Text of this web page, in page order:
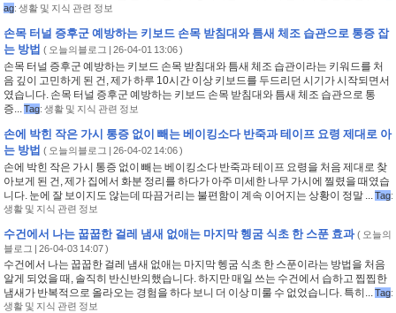
ag: 생활 및 지식 관련 정보
손목 터널 증후군 예방하는 키보드 손목 받침대와 틈새 체조 습관으로 통증 잡
는 방법 ( 오늘의블로그 | 26-04-01 13:06 )
손목 터널 증후군 예방하는 키보드 손목 받침대와 틈새 체조 습관이라는 키워드를 처
음 깊이 고민하게 된 건, 제가 하루 10시간 이상 키보드를 두드리던 시기가 시작되면서
였습니다. 손목 터널 증후군 예방하는 키보드 손목 받침대와 틈새 체조 습관으로 통
증...Tag: 생활 및 지식 관련 정보
손에 박힌 작은 가시 통증 없이 빼는 베이킹소다 반죽과 테이프 요령 제대로 아
는 방법 ( 오늘의블로그 | 26-04-02 14:06 )
손에 박힌 작은 가시 통증 없이 빼는 베이킹소다 반죽과 테이프 요령을 처음 제대로 찾
아보게 된 건, 제가 집에서 화분 정리를 하다가 아주 미세한 나무 가시에 찔렸을 때였습
니다. 눈에 잘 보이지도 않는데 따끔거리는 불편함이 계속 이어지는 상황이 정말 ...Tag:
생활 및 지식 관련 정보
수건에서 나는 꿉꿉한 걸레 냄새 없애는 마지막 헹굼 식초 한 스푼 효과 ( 오늘의
블로그 | 26-04-03 14:07 )
수건에서 나는 꿉꿉한 걸레 냄새 없애는 마지막 헹굼 식초 한 스푼이라는 방법을 처음
알게 되었을 때, 솔직히 반신반의했습니다. 하지만 매일 쓰는 수건에서 습하고 찝찝한
냄새가 반복적으로 올라오는 경험을 하다 보니 더 이상 미룰 수 없었습니다. 특히...Tag:
생활 및 지식 관련 정보